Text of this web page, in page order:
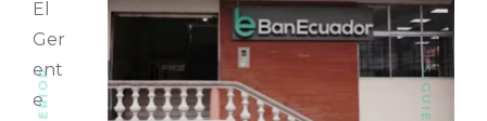
El
Ger
ent
e